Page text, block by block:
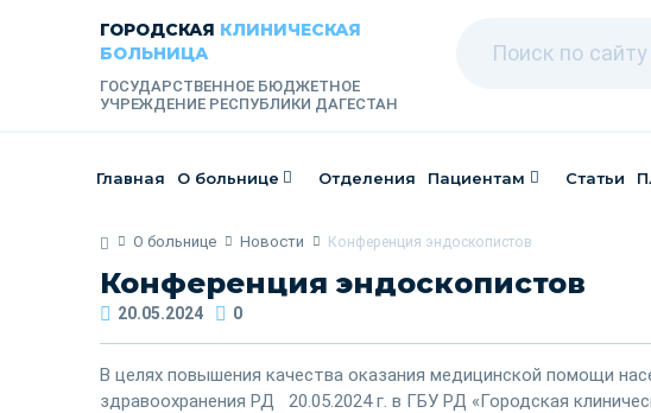
ГОРОДСКАЯ КЛИНИЧЕСКАЯ
БОЛЬНИЦА
ГОСУДАРСТВЕННОЕ БЮДЖЕТНОЕ
УЧРЕЖДЕНИЕ РЕСПУБЛИКИ ДАГЕСТАН
Главная О больнице Отделения Пациентам Статьи
О больнице Новости Конференция эндоскопистов
Конференция эндоскопистов
20.05.2024 0
В целях повышения качества оказания медицинской помощи
здравоохранения РД 20.05.2024 г. в ГБУ РД «Городская